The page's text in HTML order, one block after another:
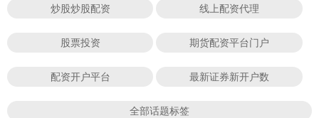
炒股炒股配资 线上配资代理
股票投资 期货配资平台门户
配资开户平台 最新证券新开户数
全部话题标签